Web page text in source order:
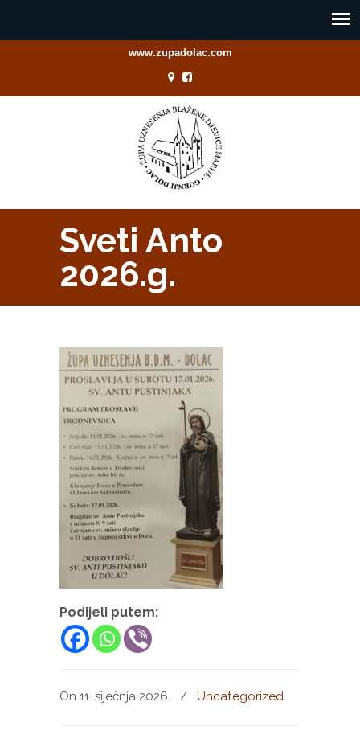
www.zupadolac.com
Sveti Anto
2026.g.
Podijeli putem:
On 11. siječnja 2026. / Uncategorized